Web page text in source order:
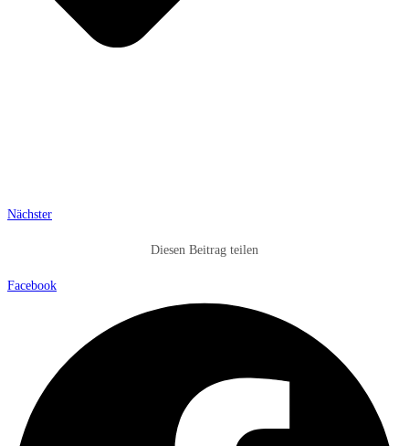
Nächster
Diesen Beitrag teilen
Facebook